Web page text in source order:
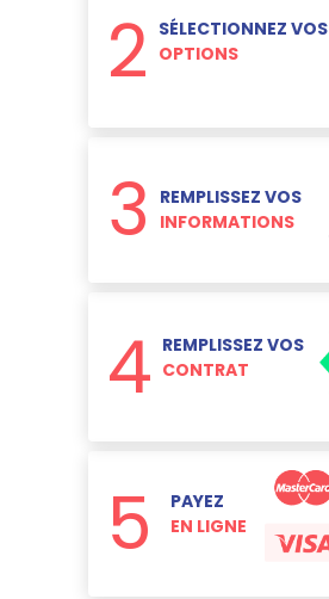
2 SÉLECTIONNEZ VOS
OPTIONS
3
REMPLISSEZ VOS
INFORMATIONS
4 REMPLISSEZ VOS
CONTRAT
5
PAYEZ
EN LIGNE